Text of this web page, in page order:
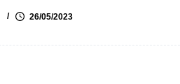
26/05/2023